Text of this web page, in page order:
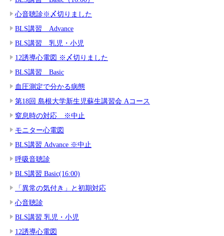
心音聴診※〆切りました
BLS講習 Advance
BLS講習 乳児・小児
12誘導心電図 ※〆切りました
BLS講習 Basic
血圧測定で分かる病態
第18回 島根大学新生児蘇生講習会 Aコース
窒息時の対応 ※中止
モニター心電図
BLS講習 Advance ※中止
呼吸音聴診
BLS講習 Basic(16:00)
「異常の気付き」と初期対応
心音聴診
BLS講習 乳児・小児
12誘導心電図